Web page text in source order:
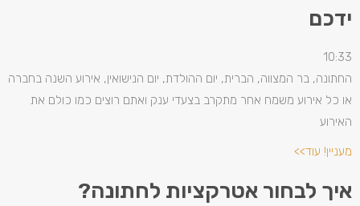
ידכם
10:33
החתונה, בר המצווה, הברית, יום ההולדת, יום הנישואין, אירוע השנה בחברה
או כל אירוע משמח אחר מתקרב בצעדי ענק ואתם רוצים כמו כולם את
האירוע
מעניין! עוד>>
איך לבחור אטרקציות לחתונה?